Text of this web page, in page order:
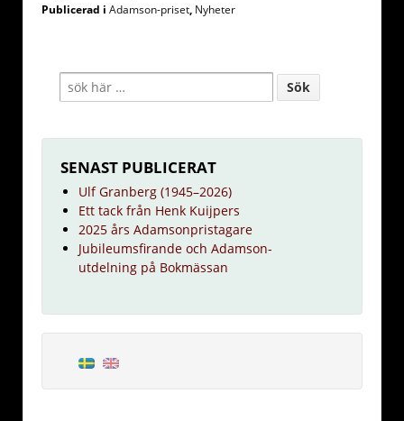
Publicerad i Adamson-priset, Nyheter
SENAST PUBLICERAT
Ulf Granberg (1945–2026)
Ett tack från Henk Kuijpers
2025 års Adamsonpristagare
Jubileumsfirande och Adamson-
utdelning på Bokmässan